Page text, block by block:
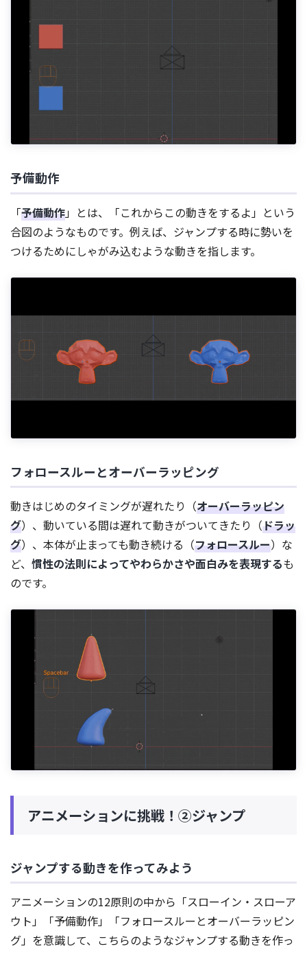
予備動作
「予備動作」とは、「これからこの動きをするよ」という
合図のようなものです。例えば、ジャンプする時に勢いを
つけるためにしゃがみ込むような動きを指します。
フォロースルーとオーバーラッピング
動きはじめのタイミングが遅れたり（オーバーラッピン
グ）、動いている間は遅れて動きがついてきたり（ドラッ
グ）、本体が止まっても動き続ける（フォロースルー）な
ど、 慣性の法則によってやわらかさや面白みを表現するも
のです。
アニメーションに挑戦！②ジャンプ
ジャンプする動きを作ってみよう
アニメーションの12原則の中から「スローイン・スローア
ウト」「予備動作」「フォロースルーとオーバーラッピン
グ」を意識して、こちらのようなジャンプする動きを作っ